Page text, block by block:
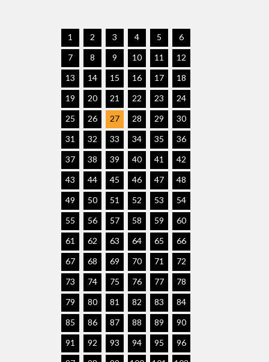
1 2 3 4 5
6
7
8 9 10 11
12
13
14 15 16 17
18
19
20 21 22 23
24
25
26 27 28 29
30
31
32 33 34 35
36
37
38 39 40 41
42
43
44 45 46 47
48
49
50 51 52 53
54
55
56 57 58 59
60
61
62 63 64 65
66
67
68 69 70 71
72
73
74 75 76 77
78
79
80 81 82 83
84
85
86 87 88 89
90
91
92 93 94 95
96